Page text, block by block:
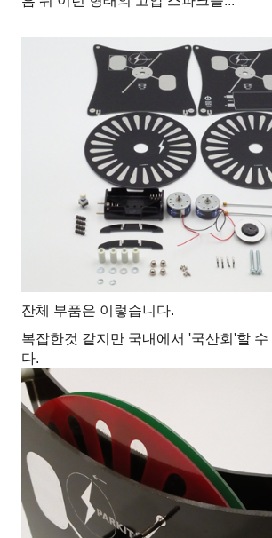
잔체 부품은 이렇습니다.
복잡한것 같지만 국내에서 '국산회'할 수
다.